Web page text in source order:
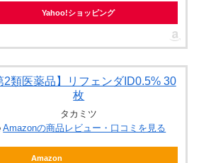
Yahoo!ショッピング
2類医薬品】リフェンダID0.5% 30
枚
タカミツ
Amazonの商品レビュー・口コミを見る
Amazon